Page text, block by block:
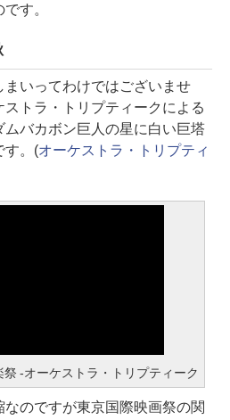
す。
いってわけではございませ
トラ・トリプティークによる
バカボン巨人の星に白い巨塔
す。(オーケストラ・トリプティ
-オーケストラ・トリプティーク
のですが東京国際映画祭の関